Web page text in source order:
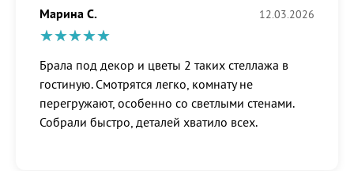
Марина С. 12.03.2026
Брала под декор и цветы 2 таких стеллажа в
гостиную. Смотрятся легко, комнату не
перегружают, особенно со светлыми стенами.
Собрали быстро, деталей хватило всех.